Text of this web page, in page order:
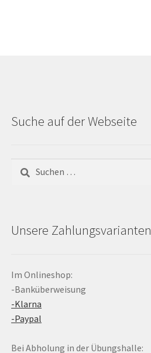
Suche auf der Webseite
nach:
Unsere Zahlungsvarianten
Im Onlineshop:
-Banküberweisung
-Klarna
-Paypal
Bei Abholung in der Übungshalle: